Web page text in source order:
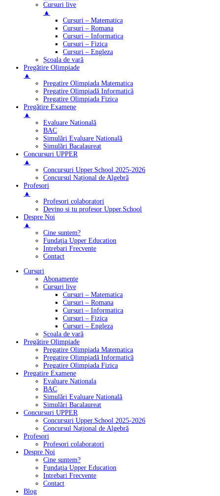
Cursuri live
▲
Cursuri – Matematica
Cursuri – Romana
Cursuri – Informatica
Cursuri – Fizica
Cursuri – Engleza
Școala de vară
Pregătire Olimpiade
▲
Pregatire Olimpiada Matematica
Pregatire Olimpiadă Informatică
Pregatire Olimpiada Fizica
Pregătire Examene
▲
Evaluare Natională
BAC
Simulări Evaluare Natională
Simulări Bacalaureat
Concursuri UPPER
▲
Concursuri Upper.School 2025-2026
Concursul Național de Algebră
Profesori
▲
Profesori colaboratori
Devino si tu profesor Upper.School
Despre Noi
▲
Cine suntem?
Fundația Upper Education
Intrebari Frecvente
Contact
Cursuri
Abonamente
Cursuri live
Cursuri – Matematica
Cursuri – Romana
Cursuri – Informatica
Cursuri – Fizica
Cursuri – Engleza
Școala de vară
Pregătire Olimpiade
Pregatire Olimpiada Matematica
Pregatire Olimpiadă Informatică
Pregatire Olimpiada Fizica
Pregatire Examene
Evaluare Nationala
BAC
Simulări Evaluare Natională
Simulări Bacalaureat
Concursuri UPPER
Concursuri Upper.School 2025-2026
Concursul Național de Algebră
Profesori
Profesori colaboratori
Despre Noi
Cine suntem?
Fundația Upper Education
Intrebari Frecvente
Contact
Blog